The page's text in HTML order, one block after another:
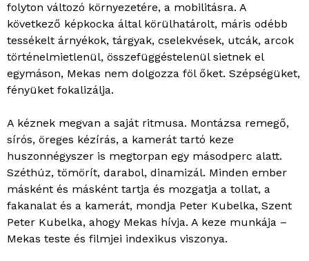
folyton változó környezetére, a mobilitásra. A
következő képkocka által körülhatárolt, máris odébb
tessékelt árnyékok, tárgyak, cselekvések, utcák, arcok
történelmietlenül, összefüggéstelenül sietnek el
egymáson, Mekas nem dolgozza föl őket. Szépségüket,
fényüket fokalizálja.
A kéznek megvan a saját ritmusa. Montázsa remegő,
sírós, öreges kézírás, a kamerát tartó keze
huszonnégyszer is megtorpan egy másodperc alatt.
Széthúz, tömörít, darabol, dinamizál. Minden ember
másként és másként tartja és mozgatja a tollat, a
fakanalat és a kamerát, mondja Peter Kubelka, Szent
Peter Kubelka, ahogy Mekas hívja. A keze munkája –
Mekas teste és filmjei indexikus viszonya.